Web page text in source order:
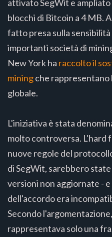
attivato SegWit e
blocchi di Bitcoin a 4 MB.
fatto presa sulla
importanti società di
New York ha raccolto il
miningche
globale.
L'iniziativa è stata
molto controversa. L'hard
nuove regole del
di SegWit, sarebbero
versioni non aggiornate -
dell'accordo era
Secondo
rappresentava solo una